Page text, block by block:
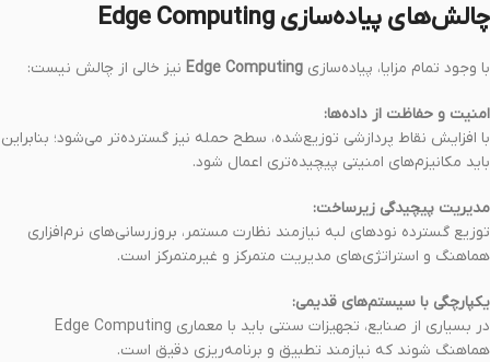
چالش‌های پیاده‌سازی Edge Computing
با وجود تمام مزایا، پیاده‌سازی Edge Computing نیز خالی از چالش نیست:
امنیت و حفاظت از داده‌ها:
با افزایش نقاط پردازشی توزیع‌شده، سطح حمله نیز گسترده‌تر می‌شود؛ بنابراین
باید مکانیزم‌های امنیتی پیچیده‌تری اعمال شود.
مدیریت پیچیدگی زیرساخت:
توزیع گسترده نودهای لبه نیازمند نظارت مستمر، بروزرسانی‌های نرم‌افزاری
هماهنگ و استراتژی‌های مدیریت متمرکز و غیرمتمرکز است.
یکپارچگی با سیستم‌های قدیمی:
در بسیاری از صنایع، تجهیزات سنتی باید با معماری Edge Computing
هماهنگ شوند که نیازمند تطبیق و برنامه‌ریزی دقیق است.